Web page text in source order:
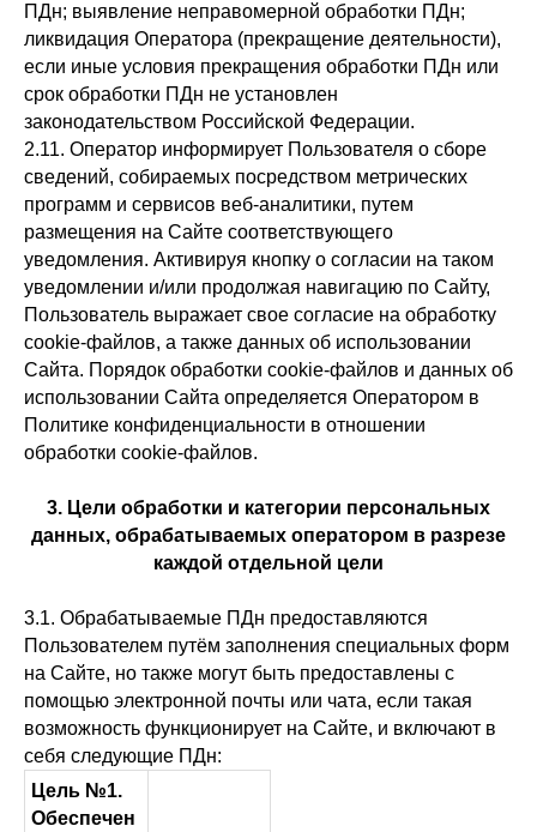
ПДн; выявление неправомерной обработки ПДн;
ликвидация Оператора (прекращение деятельности),
если иные условия прекращения обработки ПДн или
срок обработки ПДн не установлен
законодательством Российской Федерации.
2.11. Оператор информирует Пользователя о сборе
сведений, собираемых посредством метрических
программ и сервисов веб-аналитики, путем
размещения на Сайте соответствующего
уведомления. Активируя кнопку о согласии на таком
уведомлении и/или продолжая навигацию по Сайту,
Пользователь выражает свое согласие на обработку
cookie-файлов, а также данных об использовании
Сайта. Порядок обработки cookie-файлов и данных об
использовании Сайта определяется Оператором в
Политике конфиденциальности в отношении
обработки cookie-файлов.
3. Цели обработки и категории персональных
данных, обрабатываемых оператором в разрезе
каждой отдельной цели
3.1. Обрабатываемые ПДн предоставляются
Пользователем путём заполнения специальных форм
на Сайте, но также могут быть предоставлены с
помощью электронной почты или чата, если такая
возможность функционирует на Сайте, и включают в
себя следующие ПДн:
Цель №1.
Обеспечен